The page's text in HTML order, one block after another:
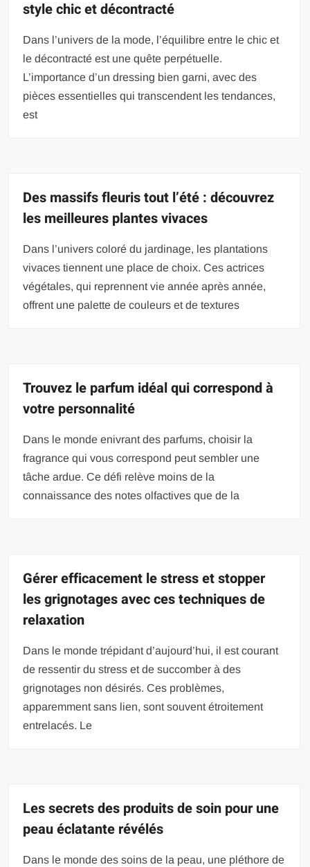
style chic et décontracté
Dans l’univers de la mode, l’équilibre entre le chic et
le décontracté est une quête perpétuelle.
L’importance d’un dressing bien garni, avec des
pièces essentielles qui transcendent les tendances,
est
Des massifs fleuris tout l’été : découvrez
les meilleures plantes vivaces
Dans l’univers coloré du jardinage, les plantations
vivaces tiennent une place de choix. Ces actrices
végétales, qui reprennent vie année après année,
offrent une palette de couleurs et de textures
Trouvez le parfum idéal qui correspond à
votre personnalité
Dans le monde enivrant des parfums, choisir la
fragrance qui vous correspond peut sembler une
tâche ardue. Ce défi relève moins de la
connaissance des notes olfactives que de la
Gérer efficacement le stress et stopper
les grignotages avec ces techniques de
relaxation
Dans le monde trépidant d’aujourd’hui, il est courant
de ressentir du stress et de succomber à des
grignotages non désirés. Ces problèmes,
apparemment sans lien, sont souvent étroitement
entrelacés. Le
Les secrets des produits de soin pour une
peau éclatante révélés
Dans le monde des soins de la peau, une pléthore de